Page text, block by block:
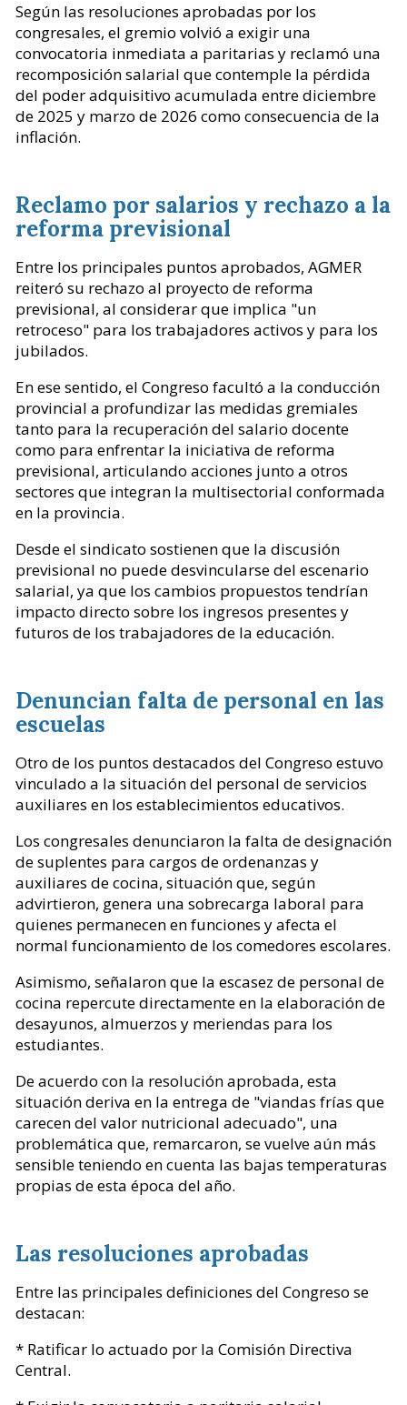
Según las resoluciones aprobadas por los
congresales, el gremio volvió a exigir una
convocatoria inmediata a paritarias y reclamó una
recomposición salarial que contemple la pérdida
del poder adquisitivo acumulada entre diciembre
de 2025 y marzo de 2026 como consecuencia de la
inflación.
Reclamo por salarios y rechazo a la
reforma previsional
Entre los principales puntos aprobados, AGMER
reiteró su rechazo al proyecto de reforma
previsional, al considerar que implica "un
retroceso" para los trabajadores activos y para los
jubilados.
En ese sentido, el Congreso facultó a la conducción
provincial a profundizar las medidas gremiales
tanto para la recuperación del salario docente
como para enfrentar la iniciativa de reforma
previsional, articulando acciones junto a otros
sectores que integran la multisectorial conformada
en la provincia.
Desde el sindicato sostienen que la discusión
previsional no puede desvincularse del escenario
salarial, ya que los cambios propuestos tendrían
impacto directo sobre los ingresos presentes y
futuros de los trabajadores de la educación.
Denuncian falta de personal en las
escuelas
Otro de los puntos destacados del Congreso estuvo
vinculado a la situación del personal de servicios
auxiliares en los establecimientos educativos.
Los congresales denunciaron la falta de designación
de suplentes para cargos de ordenanzas y
auxiliares de cocina, situación que, según
advirtieron, genera una sobrecarga laboral para
quienes permanecen en funciones y afecta el
normal funcionamiento de los comedores escolares.
Asimismo, señalaron que la escasez de personal de
cocina repercute directamente en la elaboración de
desayunos, almuerzos y meriendas para los
estudiantes.
De acuerdo con la resolución aprobada, esta
situación deriva en la entrega de "viandas frías que
carecen del valor nutricional adecuado", una
problemática que, remarcaron, se vuelve aún más
sensible teniendo en cuenta las bajas temperaturas
propias de esta época del año.
Las resoluciones aprobadas
Entre las principales definiciones del Congreso se
destacan:
* Ratificar lo actuado por la Comisión Directiva
Central.